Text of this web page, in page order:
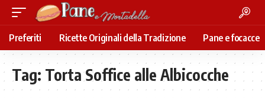
Preferiti Ricette Originali della Tradizione Pane e focacce
Tag: Torta Soffice alle Albicocche